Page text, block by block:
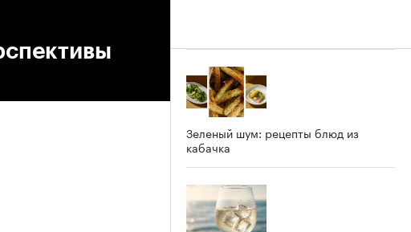
Зеленый шум: рецепты блюд из
кабачка